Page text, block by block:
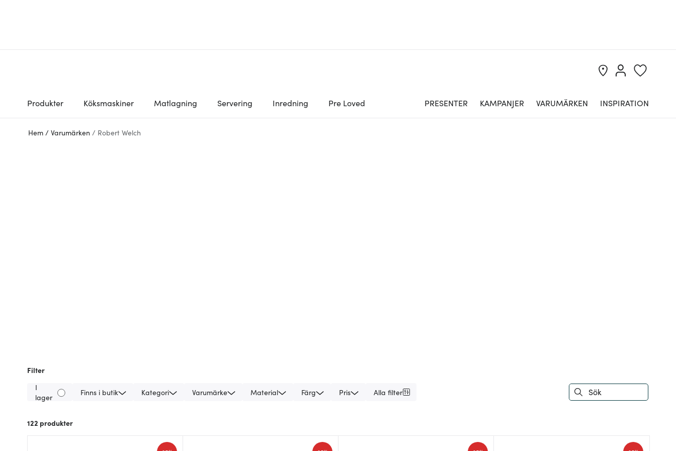
Produkter Köksmaskiner Matlagning Servering Inredning Pre Loved PRESENTER KAMPANJER VARUMÄRKEN INSPIRATION
Hem / Varumärken / Robert Welch
Filter
I
lager
Finns i butik Kategori Varumärke Material Färg Pris Alla filter
122 produkter